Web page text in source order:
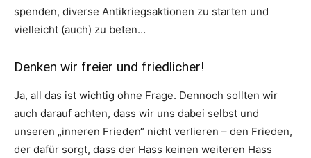
spenden, diverse Antikriegsaktionen zu starten und
vielleicht (auch) zu beten…
Denken wir freier und friedlicher!
Ja, all das ist wichtig ohne Frage. Dennoch sollten wir
auch darauf achten, dass wir uns dabei selbst und
unseren „inneren Frieden“ nicht verlieren – den Frieden,
der dafür sorgt, dass der Hass keinen weiteren Hass